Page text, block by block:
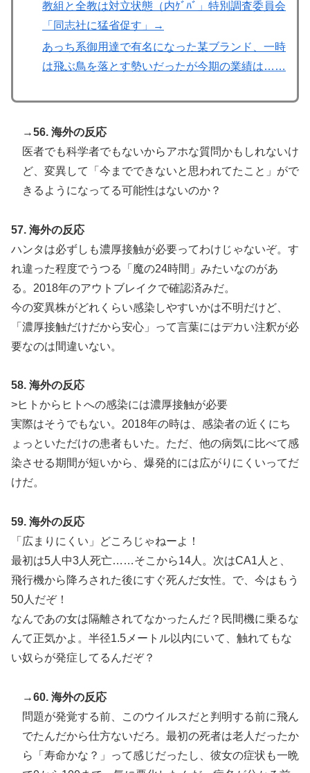
教組と全教は対立状態（内ｹﾞﾊﾞ」特別調査委員会
「同志社に猛省促す」→
あっち系御用達で有名になった某ブランド、一時
は飛ぶ鳥を落とす勢いだったが今期の業績は……
→56. 海外の反応
医者でも科学者でもないからアホな質問かもしれないけ
ど、変異して「今までできないと思われてたこと」がで
きるようになってる可能性はないのか？
57. 海外の反応
ハンタは必ずしも濃厚接触が必要ってわけじゃないぞ。す
れ違った程度でうつる「魔の24時間」みたいなのがあ
る。2018年のアウトブレイクで確認済みだ。
今の変異株がどれくらい感染しやすいかは不明だけど、
「濃厚接触だけだから安心」って言葉にはデカい注釈が必
要なのは間違いない。
58. 海外の反応
>ヒトからヒトへの感染には濃厚接触が必要
実際はそうでもない。2018年の時は、感染者の近くにち
ょっといただけの患者もいた。ただ、他の病気に比べて感
染させる期間が短いから、爆発的には広がりにくいってだ
けだ。
59. 海外の反応
「広まりにくい」どころじゃねーよ！
最初は5人中3人死亡……そこから14人。次はCA1人と、
飛行機から降ろされた後にすぐ死んだ女性。で、今はもう
50人だぞ！
なんであの女は隔離されてなかったんだ？民間機に乗るな
んて正気かよ。半径1.5メートル以内にいて、触れてもな
い奴らが発症してるんだぞ？
→60. 海外の反応
問題が発覚する前、このウイルスだと判明する前に飛ん
でたんだから仕方ないだろ。最初の死者は老人だったか
ら「寿命かな？」って感じだったし、彼女の症状も一晩